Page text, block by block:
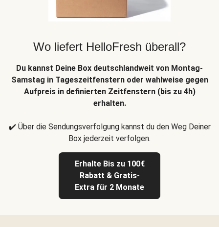
Wo liefert HelloFresh überall?
Du kannst Deine Box deutschlandweit von Montag-
Samstag in Tageszeitfenstern oder wahlweise gegen
Aufpreis in definierten Zeitfenstern (bis zu 4h)
erhalten.
✔️ Über die Sendungsverfolgung kannst du den Weg Deiner
Box jederzeit verfolgen.
Erhalte Bis zu 100€
Rabatt & Gratis-
Extra für 2 Monate